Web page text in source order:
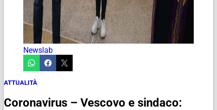
Newslab
ATTUALITÀ
Coronavirus – Vescovo e sindaco: